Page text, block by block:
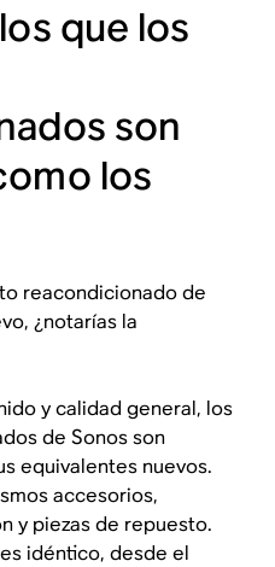
que los
son
los
reacondicionado de
¿notarías la
y calidad general, los
de Sonos son
equivalentes nuevos.
accesorios,
y piezas de repuesto.
idéntico, desde el